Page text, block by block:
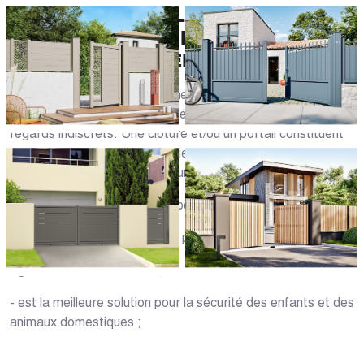
AVANTAGES DE L'INSTALLATION
D'UNE CLÔTURE ET D'UN
PORTAIL À AUXERRE (89)
Un portail d'entrée agit comme protection : il complète les
murs de clôture de la propriété et protège votre maison des
regards indiscrets. Une clôture et/ou un portail constituent
également un élément essentiel de l'esthétique de votre
maison, tout en lui apportant une sécurité supplémentaire.
Les principaux avantages du portail :
- augmente la valeur de votre propriété dans l'Yonne (89) ;
- garde les intrus à l'écart ;
- est la meilleure solution pour la sécurité des enfants et des
animaux domestiques ;